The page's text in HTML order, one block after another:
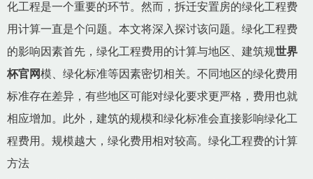
化工程是一个重要的环节。然而，拆迁安置房的绿化工程费
用计算一直是个问题。本文将深入探讨该问题。绿化工程费
的影响因素首先，绿化工程费用的计算与地区、建筑规世界
杯官网模、绿化标准等因素密切相关。不同地区的绿化费用
标准存在差异，有些地区可能对绿化要求更严格，费用也就
相应增加。此外，建筑的规模和绿化标准会直接影响绿化工
程费用。规模越大，绿化费用相对较高。绿化工程费的计算
方法